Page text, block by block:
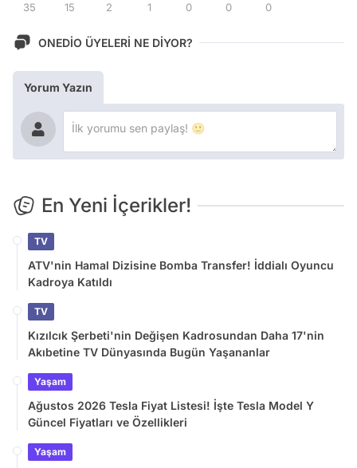
35 15 2 1 0 0 0
ONEDİO ÜYELERİ NE DİYOR?
Yorum Yazın
En Yeni İçerikler!
TV
ATV'nin Hamal Dizisine Bomba Transfer! İddialı Oyuncu
Kadroya Katıldı
TV
Kızılcık Şerbeti'nin Değişen Kadrosundan Daha 17'nin
Akıbetine TV Dünyasında Bugün Yaşananlar
Yaşam
Ağustos 2026 Tesla Fiyat Listesi! İşte Tesla Model Y
Güncel Fiyatları ve Özellikleri
Yaşam